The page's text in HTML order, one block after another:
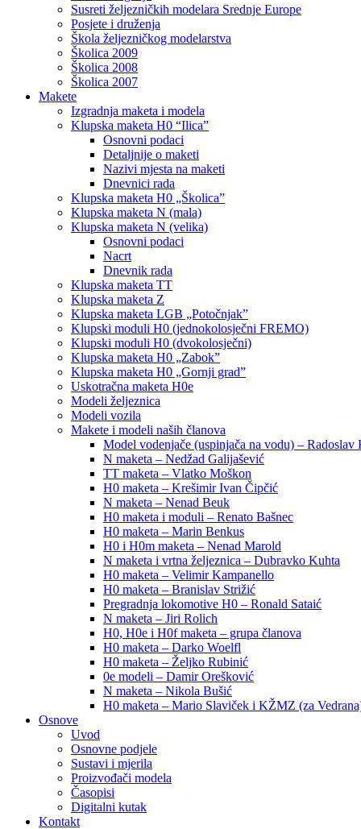
Susreti željezničkih modelara Srednje Europe
Posjete i druženja
Škola željezničkog modelarstva
Školica 2009
Školica 2008
Školica 2007
Makete
Izgradnja maketa i modela
Klupska maketa H0 “Ilica”
Osnovni podaci
Detaljnije o maketi
Nazivi mjesta na maketi
Dnevnici rada
Klupska maketa H0 „Školica”
Klupska maketa N (mala)
Klupska maketa N (velika)
Osnovni podaci
Nacrt
Dnevnik rada
Klupska maketa TT
Klupska maketa Z
Klupska maketa LGB „Potočnjak”
Klupski moduli H0 (jednokolosječni FREMO)
Klupski moduli H0 (dvokolosječni)
Klupska maketa H0 „Zabok”
Klupska maketa H0 „Gornji grad”
Uskotračna maketa H0e
Modeli željeznica
Modeli vozila
Makete i modeli naših članova
Model vodenjače (uspinjača na vodu) – Radoslav
N maketa – Nedžad Galijašević
TT maketa – Vlatko Moškon
H0 maketa – Krešimir Ivan Čipčić
N maketa – Nenad Beuk
H0 maketa i moduli – Renato Bašnec
H0 maketa – Marin Benkus
H0 i H0m maketa – Nenad Marold
N maketa i vrtna željeznica – Dubravko Kuhta
H0 maketa – Velimir Kampanello
H0 maketa – Branislav Strižić
Pregradnja lokomotive H0 – Ronald Sataić
N maketa – Jiri Rolich
H0, H0e i H0f maketa – grupa članova
H0 maketa – Darko Woelfl
H0 maketa – Željko Rubinić
0e modeli – Damir Orešković
N maketa – Nikola Bušić
H0 maketa – Mario Slaviček i KŽMZ (za
Osnove
Uvod
Osnovne podjele
Sustavi i mjerila
Proizvođači modela
Časopisi
Digitalni kutak
Kontakt